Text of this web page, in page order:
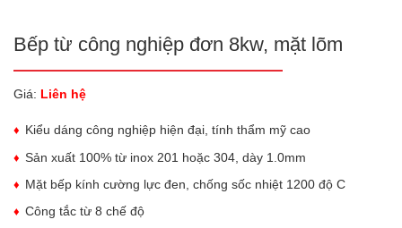
Bếp từ công nghiệp đơn 8kw, mặt lõm
Giá: Liên hệ
Kiểu dáng công nghiệp hiện đại, tính thẩm mỹ cao
Sản xuất 100% từ inox 201 hoặc 304, dày 1.0mm
Mặt bếp kính cường lực đen, chống sốc nhiệt 1200 độ C
Công tắc từ 8 chế độ